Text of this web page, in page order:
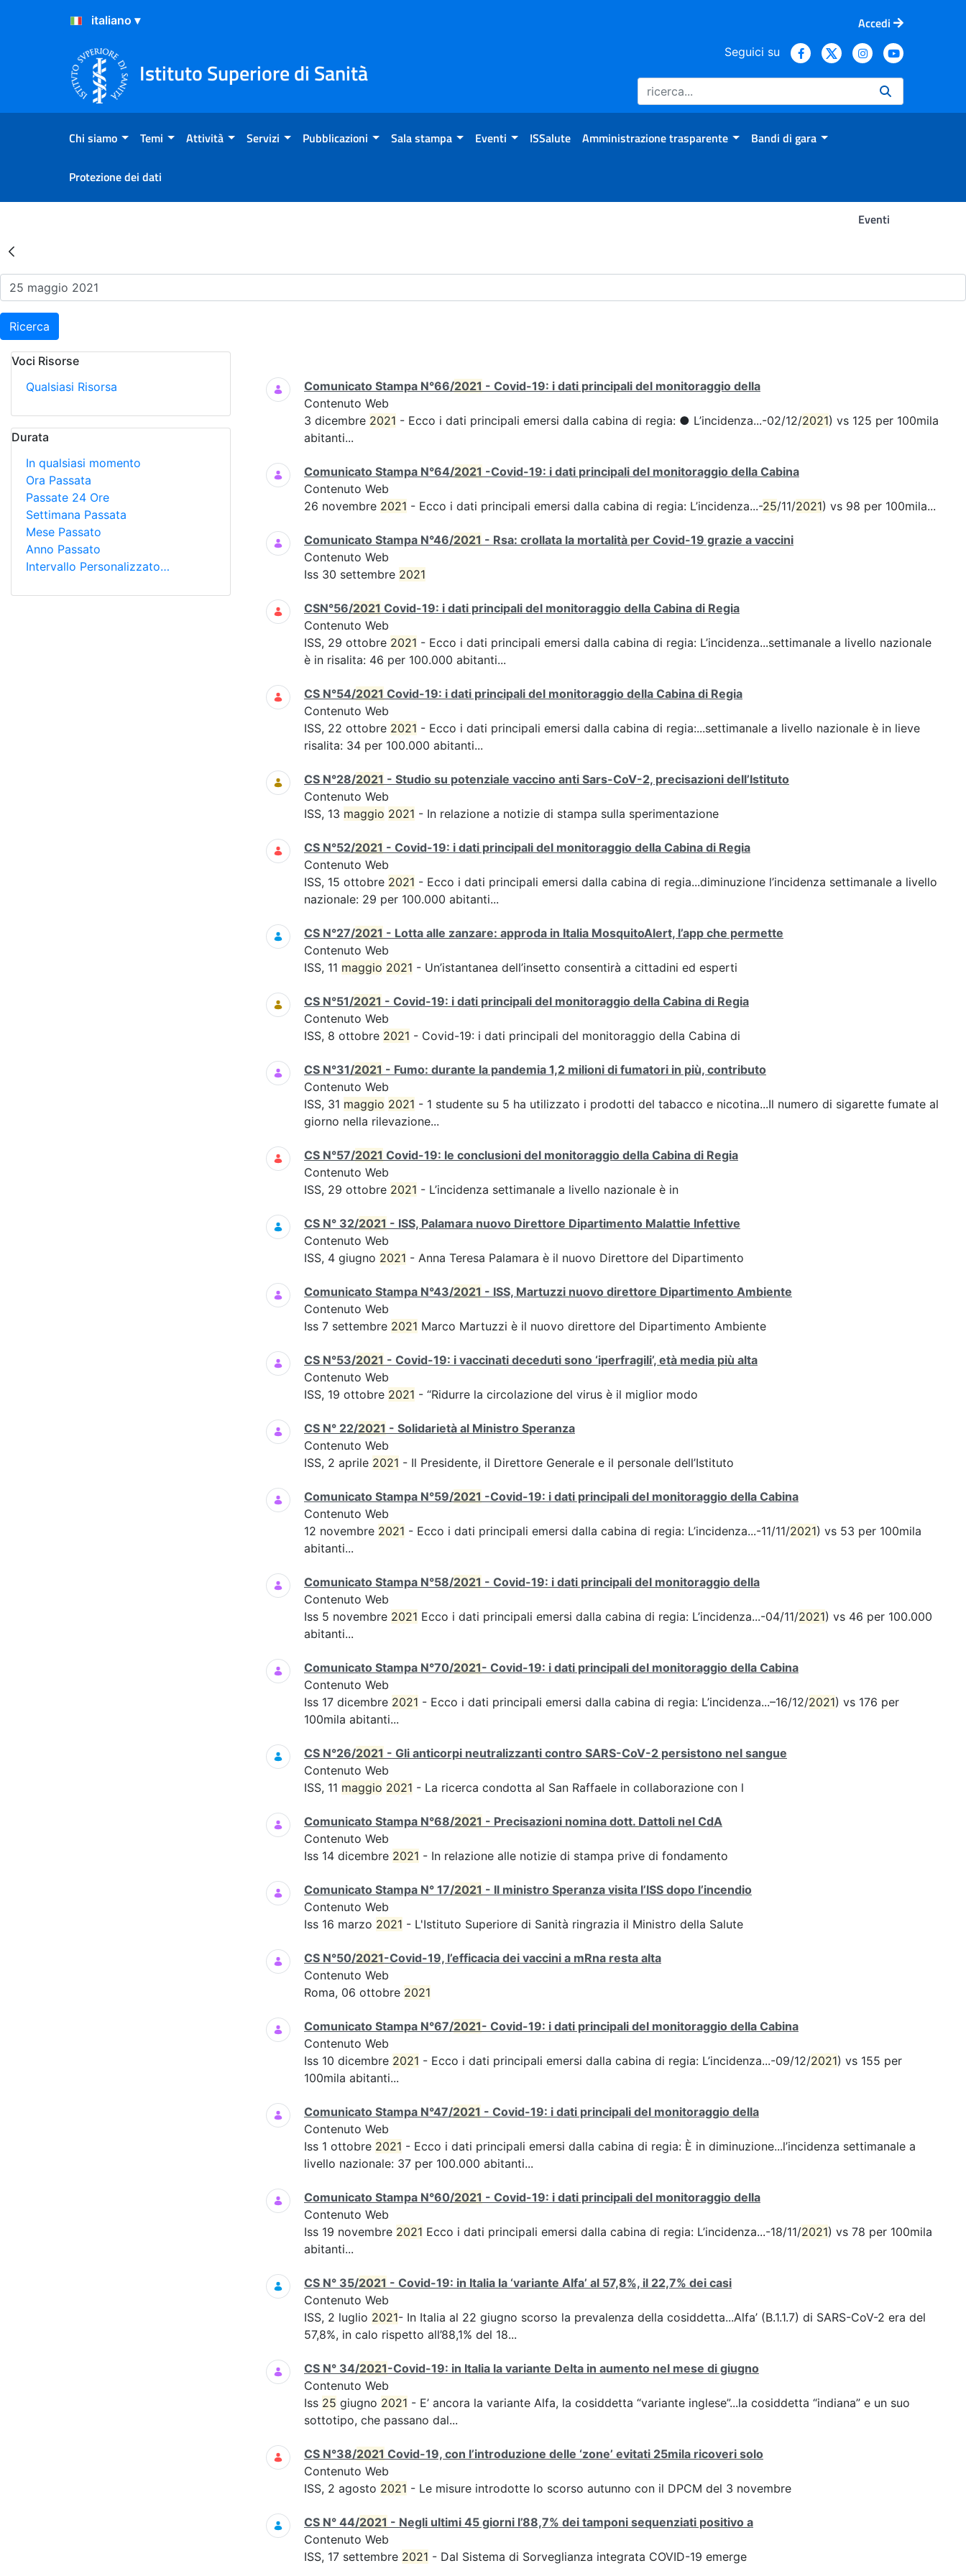
Salta al Contenuto
Salta al Footer
Accedi
Istituto Superiore di Sanità
Seguici su
Chi siamo Temi Attività Servizi Pubblicazioni Sala stampa Eventi ISSalute Amministrazione trasparente Bandi di gara
Protezione dei dati
Eventi
Risultati della Ricerca - Eventi
Ricerca
Voci Risorse
Qualsiasi Risorsa
Durata
In qualsiasi momento
Ora Passata
Passate 24 Ore
Settimana Passata
Mese Passato
Anno Passato
Intervallo Personalizzato…
Ricerca
Comunicato Stampa N°66/2021 - Covid-19: i dati principali del monitoraggio della
Contenuto Web
3 dicembre 2021 - Ecco i dati principali emersi dalla cabina di regia: ● L’incidenza...-02/12/2021) vs 125 per 100mila
abitanti...
Comunicato Stampa N°64/2021 -Covid-19: i dati principali del monitoraggio della Cabina
Contenuto Web
26 novembre 2021 - Ecco i dati principali emersi dalla cabina di regia: L’incidenza...-25/11/2021) vs 98 per 100mila...
Comunicato Stampa N°46/2021 - Rsa: crollata la mortalità per Covid-19 grazie a vaccini
Contenuto Web
Iss 30 settembre 2021
CSN°56/2021 Covid-19: i dati principali del monitoraggio della Cabina di Regia
Contenuto Web
ISS, 29 ottobre 2021 - Ecco i dati principali emersi dalla cabina di regia: L’incidenza...settimanale a livello nazionale
è in risalita: 46 per 100.000 abitanti...
CS N°54/2021 Covid-19: i dati principali del monitoraggio della Cabina di Regia
Contenuto Web
ISS, 22 ottobre 2021 - Ecco i dati principali emersi dalla cabina di regia:...settimanale a livello nazionale è in lieve
risalita: 34 per 100.000 abitanti...
CS N°28/2021 - Studio su potenziale vaccino anti Sars-CoV-2, precisazioni dell’Istituto
Contenuto Web
ISS, 13 maggio 2021 - In relazione a notizie di stampa sulla sperimentazione
CS N°52/2021 - Covid-19: i dati principali del monitoraggio della Cabina di Regia
Contenuto Web
ISS, 15 ottobre 2021 - Ecco i dati principali emersi dalla cabina di regia...diminuzione l’incidenza settimanale a livello
nazionale: 29 per 100.000 abitanti...
CS N°27/2021 - Lotta alle zanzare: approda in Italia MosquitoAlert, l’app che permette
Contenuto Web
ISS, 11 maggio 2021 - Un’istantanea dell’insetto consentirà a cittadini ed esperti
CS N°51/2021 - Covid-19: i dati principali del monitoraggio della Cabina di Regia
Contenuto Web
ISS, 8 ottobre 2021 - Covid-19: i dati principali del monitoraggio della Cabina di
CS N°31/2021 - Fumo: durante la pandemia 1,2 milioni di fumatori in più, contributo
Contenuto Web
ISS, 31 maggio 2021 - 1 studente su 5 ha utilizzato i prodotti del tabacco e nicotina...Il numero di sigarette fumate al
giorno nella rilevazione...
CS N°57/2021 Covid-19: le conclusioni del monitoraggio della Cabina di Regia
Contenuto Web
ISS, 29 ottobre 2021 - L’incidenza settimanale a livello nazionale è in
CS N° 32/2021 - ISS, Palamara nuovo Direttore Dipartimento Malattie Infettive
Contenuto Web
ISS, 4 giugno 2021 - Anna Teresa Palamara è il nuovo Direttore del Dipartimento
Comunicato Stampa N°43/2021 - ISS, Martuzzi nuovo direttore Dipartimento Ambiente
Contenuto Web
Iss 7 settembre 2021 Marco Martuzzi è il nuovo direttore del Dipartimento Ambiente
CS N°53/2021 - Covid-19: i vaccinati deceduti sono ‘iperfragili’, età media più alta
Contenuto Web
ISS, 19 ottobre 2021 - “Ridurre la circolazione del virus è il miglior modo
CS N° 22/2021 - Solidarietà al Ministro Speranza
Contenuto Web
ISS, 2 aprile 2021 - Il Presidente, il Direttore Generale e il personale dell’Istituto
Comunicato Stampa N°59/2021 -Covid-19: i dati principali del monitoraggio della Cabina
Contenuto Web
12 novembre 2021 - Ecco i dati principali emersi dalla cabina di regia: L’incidenza...-11/11/2021) vs 53 per 100mila
abitanti...
Comunicato Stampa N°58/2021 - Covid-19: i dati principali del monitoraggio della
Contenuto Web
Iss 5 novembre 2021 Ecco i dati principali emersi dalla cabina di regia: L’incidenza...-04/11/2021) vs 46 per 100.000
abitanti...
Comunicato Stampa N°70/2021- Covid-19: i dati principali del monitoraggio della Cabina
Contenuto Web
Iss 17 dicembre 2021 - Ecco i dati principali emersi dalla cabina di regia: L’incidenza...–16/12/2021) vs 176 per
100mila abitanti...
CS N°26/2021 - Gli anticorpi neutralizzanti contro SARS-CoV-2 persistono nel sangue
Contenuto Web
ISS, 11 maggio 2021 - La ricerca condotta al San Raffaele in collaborazione con l
Comunicato Stampa N°68/2021 - Precisazioni nomina dott. Dattoli nel CdA
Contenuto Web
Iss 14 dicembre 2021 - In relazione alle notizie di stampa prive di fondamento
Comunicato Stampa N° 17/2021 - Il ministro Speranza visita l’ISS dopo l’incendio
Contenuto Web
Iss 16 marzo 2021 - L'Istituto Superiore di Sanità ringrazia il Ministro della Salute
CS N°50/2021-Covid-19, l’efficacia dei vaccini a mRna resta alta
Contenuto Web
Roma, 06 ottobre 2021
Comunicato Stampa N°67/2021- Covid-19: i dati principali del monitoraggio della Cabina
Contenuto Web
Iss 10 dicembre 2021 - Ecco i dati principali emersi dalla cabina di regia: L’incidenza...-09/12/2021) vs 155 per
100mila abitanti...
Comunicato Stampa N°47/2021 - Covid-19: i dati principali del monitoraggio della
Contenuto Web
Iss 1 ottobre 2021 - Ecco i dati principali emersi dalla cabina di regia: È in diminuzione...l’incidenza settimanale a
livello nazionale: 37 per 100.000 abitanti...
Comunicato Stampa N°60/2021 - Covid-19: i dati principali del monitoraggio della
Contenuto Web
Iss 19 novembre 2021 Ecco i dati principali emersi dalla cabina di regia: L’incidenza...-18/11/2021) vs 78 per 100mila
abitanti...
CS N° 35/2021 - Covid-19: in Italia la ‘variante Alfa’ al 57,8%, il 22,7% dei casi
Contenuto Web
ISS, 2 luglio 2021- In Italia al 22 giugno scorso la prevalenza della cosiddetta...Alfa’ (B.1.1.7) di SARS-CoV-2 era del
57,8%, in calo rispetto all’88,1% del 18...
CS N° 34/2021-Covid-19: in Italia la variante Delta in aumento nel mese di giugno
Contenuto Web
Iss 25 giugno 2021 - E’ ancora la variante Alfa, la cosiddetta “variante inglese”...la cosiddetta “indiana” e un suo
sottotipo, che passano dal...
CS N°38/2021 Covid-19, con l’introduzione delle ‘zone’ evitati 25mila ricoveri solo
Contenuto Web
ISS, 2 agosto 2021 - Le misure introdotte lo scorso autunno con il DPCM del 3 novembre
CS N° 44/2021 - Negli ultimi 45 giorni l’88,7% dei tamponi sequenziati positivo a
Contenuto Web
ISS, 17 settembre 2021 - Dal Sistema di Sorveglianza integrata COVID-19 emerge